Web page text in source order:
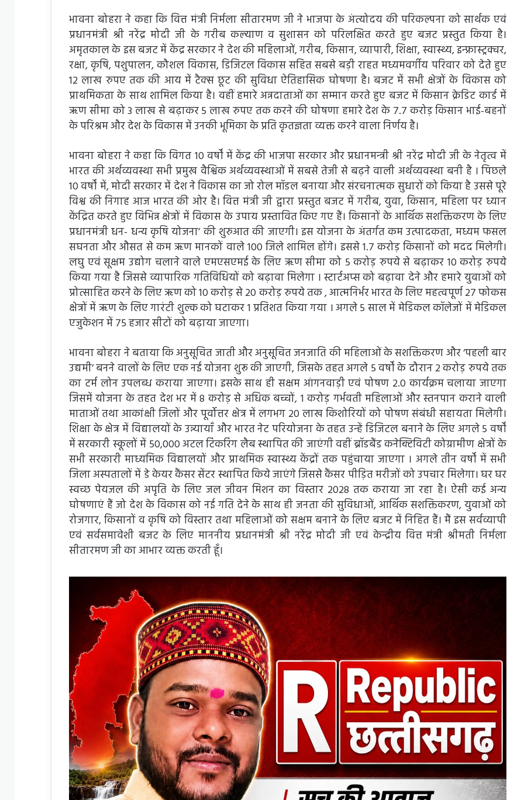
भावना बोहरा ने कहा कि वित्त मंत्री निर्मला सीतारमण जी ने भाजपा के अंत्योदय की परिकल्पना को सार्थक एवं
प्रधानमंत्री श्री नरेंद्र मोदी जी के गरीब कल्याण व सुशासन को परिलक्षित करते हुए बजट प्रस्तुत किया है।
अमृतकाल के इस बजट में केंद्र सरकार ने देश की महिलाओं, गरीब, किसान, व्यापारी, शिक्षा, स्वास्थ्य, इन्फ्रास्ट्रक्चर,
रक्षा, कृषि, पशुपालन, कौशल विकास, डिजिटल विकास सहित सबसे बड़ी राहत मध्यमवर्गीय परिवार को देते हुए
12 लाख रुपए तक की आय में टैक्स छूट की सुविधा ऐतिहासिक घोषणा है। बजट में सभी क्षेत्रों के विकास को
प्राथमिकता के साथ शामिल किया है। वहीं हमारे अन्नदाताओं का सम्मान करते हुए बजट में किसान क्रेडिट कार्ड में
ऋण सीमा को 3 लाख से बढ़ाकर 5 लाख रुपए तक करने की घोषणा हमारे देश के 7.7 करोड़ किसान भाई-बहनों
के परिश्रम और देश के विकास में उनकी भूमिका के प्रति कृतज्ञता व्यक्त करने वाला निर्णय है।
भावना बोहरा ने कहा कि विगत 10 वर्षों में केंद्र की भाजपा सरकार और प्रधानमन्त्री श्री नरेंद्र मोदी जी के नेतृत्व में
भारत की अर्थव्यवस्था सभी प्रमुख वैश्विक अर्थव्यवस्थाओं में सबसे तेजी से बढ़ने वाली अर्थव्यवस्था बनी है । पिछले
10 वर्षों में, मोदी सरकार में देश ने विकास का जो रोल मॉडल बनाया और संरचनात्मक सुधारों को किया है उससे पूरे
विश्व की निगाह आज भारत की ओर है। वित्त मंत्री जी द्वारा प्रस्तुत बजट में गरीब, युवा, किसान, महिला पर ध्यान
केंद्रित करते हुए विभिन्न क्षेत्रों में विकास के उपाय प्रस्तावित किए गए हैं। किसानों के आर्थिक सशक्तिकरण के लिए
प्रधानमंत्री धन- धन्य कृषि योजना’ की शुरुआत की जाएगी। इस योजना के अंतर्गत कम उत्पादकता, मध्यम फसल
सघनता और औसत से कम ऋण मानकों वाले 100 जिले शामिल होंगे। इससे 1.7 करोड़ किसानों को मदद मिलेगी।
लघु एवं सूक्षम उद्योग चलाने वाले एमएसएमई के लिए ऋण सीमा को 5 करोड़ रुपये से बढ़ाकर 10 करोड़ रुपये
किया गया है जिससे व्यापारिक गतिविधियों को बढ़ावा मिलेगा । स्टार्टअप्स को बढ़ावा देने और हमारे युवाओं को
प्रोत्साहित करने के लिए ऋण को 10 करोड़ से 20 करोड़ रुपये तक , आत्मनिर्भर भारत के लिए महत्वपूर्ण 27 फोकस
क्षेत्रों में ऋण के लिए गारंटी शुल्क को घटाकर 1 प्रतिशत किया गया । अगले 5 साल में मेडिकल कॉलेजों में मेडिकल
एजुकेशन में 75 हजार सीटों को बढ़ाया जाएगा।
भावना बोहरा ने बताया कि अनुसूचित जाती और अनुसूचित जनजाति की महिलाओं के सशक्तिकरण और ‘पहली बार
उद्यमी’ बनने वालों के लिए एक नई योजना शुरू की जाएगी, जिसके तहत अगले 5 वर्षों के दौरान 2 करोड़ रुपये तक
का टर्म लोन उपलब्ध कराया जाएगा। इसके साथ ही सक्षम आंगनवाड़ी एवं पोषण 2.0 कार्यक्रम चलाया जाएगा
जिसमें योजना के तहत देश भर में 8 करोड़ से अधिक बच्चों, 1 करोड़ गर्भवती महिलाओं और स्तनपान कराने वाली
माताओं तथा आकांक्षी जिलों और पूर्वोत्तर क्षेत्र में लगभग 20 लाख किशोरियों को पोषण संबंधी सहायता मिलेगी।
शिक्षा के क्षेत्र में विद्यालयों के उन्न्यायाँ और भारत नेट परियोजना के तहत उन्हें डिजिटल बनाने के लिए अगले 5 वर्षों
में सरकारी स्कूलों में 50,000 अटल टिंकरिंग लैब स्थापित की जाएंगी वहीं ब्रॉडबैंड कनेक्टिविटी कोग्रामीण क्षेत्रों के
सभी सरकारी माध्यमिक विद्यालयों और प्राथमिक स्वास्थ्य केंद्रों तक पहुंचाया जाएगा । अगले तीन वर्षों में सभी
जिला अस्पतालों में डे केयर कैंसर सेंटर स्थापित किये जाएंगे जिससे कैंसर पीड़ित मरीजों को उपचार मिलेगा। घर घर
स्वच्छ पेयजल की अपृति के लिए जल जीवन मिशन का विस्तार 2028 तक कराया जा रहा है। ऐसी कई अन्य
घोषणाएं हैं जो देश के विकास को नई गति देने के साथ ही जनता की सुविधाओं, आर्थिक सशक्तिकरण, युवाओं को
रोजगार, किसानों व कृषि को विस्तार तथा महिलाओं को सक्षम बनाने के लिए बजट में निहित हैं। मैं इस सर्वव्यापी
एवं सर्वसमावेशी बजट के लिए माननीय प्रधानमंत्री श्री नरेंद्र मोदी जी एवं केन्द्रीय वित्त मंत्री श्रीमती निर्मला
सीतारमण जी का आभार व्यक्त करती हूँ।